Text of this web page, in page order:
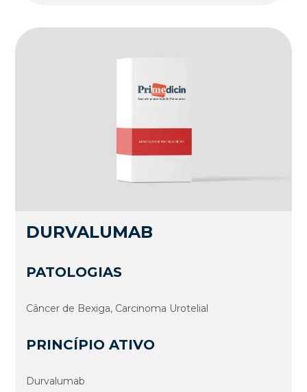
DURVALUMAB
PATOLOGIAS
Câncer de Bexiga, Carcinoma Urotelial
PRINCÍPIO ATIVO
Durvalumab